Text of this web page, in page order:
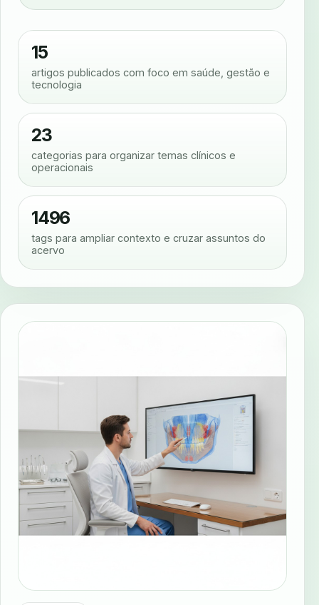
15
artigos publicados com foco em saúde, gestão e
tecnologia
23
categorias para organizar temas clínicos e
operacionais
1496
tags para ampliar contexto e cruzar assuntos do
acervo